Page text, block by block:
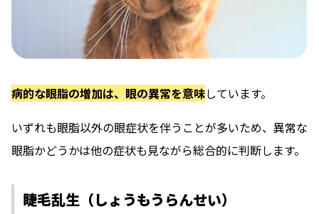
病的な眼脂の増加は、眼の異常を意味しています。
いずれも眼脂以外の眼症状を伴うことが多いため、異常な
眼脂かどうかは他の症状も見ながら総合的に判断します。
睫毛乱生（しょうもうらんせい）